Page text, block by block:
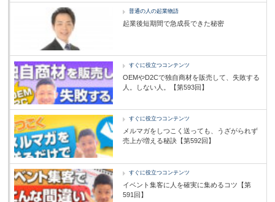
普通の人の起業物語
起業後短期間で急成長できた秘密
すぐに役立つコンテンツ
OEMやD2Cで独自商材を販売して、失敗する
人。しない人。【第593回】
すぐに役立つコンテンツ
メルマガをしつこく送っても、うざがられず
売上が増える秘訣【第592回】
すぐに役立つコンテンツ
イベント集客に人を確実に集めるコツ【第
591回】